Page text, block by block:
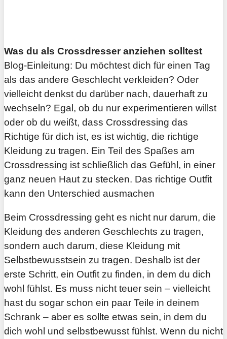
Was du als Crossdresser anziehen solltest
Blog-Einleitung: Du möchtest dich für einen Tag
als das andere Geschlecht verkleiden? Oder
vielleicht denkst du darüber nach, dauerhaft zu
wechseln? Egal, ob du nur experimentieren willst
oder ob du weißt, dass Crossdressing das
Richtige für dich ist, es ist wichtig, die richtige
Kleidung zu tragen. Ein Teil des Spaßes am
Crossdressing ist schließlich das Gefühl, in einer
ganz neuen Haut zu stecken. Das richtige Outfit
kann den Unterschied ausmachen
Beim Crossdressing geht es nicht nur darum, die
Kleidung des anderen Geschlechts zu tragen,
sondern auch darum, diese Kleidung mit
Selbstbewusstsein zu tragen. Deshalb ist der
erste Schritt, ein Outfit zu finden, in dem du dich
wohl fühlst. Es muss nicht teuer sein – vielleicht
hast du sogar schon ein paar Teile in deinem
Schrank – aber es sollte etwas sein, in dem du
dich wohl und selbstbewusst fühlst. Wenn du nicht